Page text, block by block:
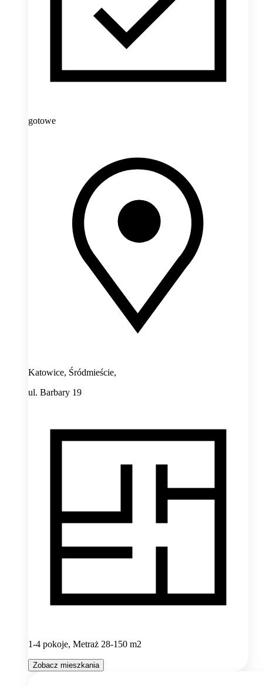
gotowe
Katowice, Śródmieście,
ul. Barbary 19
1-4 pokoje, Metraż 28-150 m2
Zobacz mieszkania